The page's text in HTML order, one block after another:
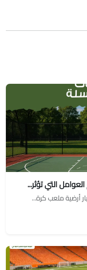
التي تؤثر...
أرضية ملعب كرة...